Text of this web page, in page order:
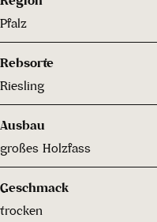
Pfalz
Rebsorte
Riesling
Ausbau
großes Holzfass
Geschmack
trocken